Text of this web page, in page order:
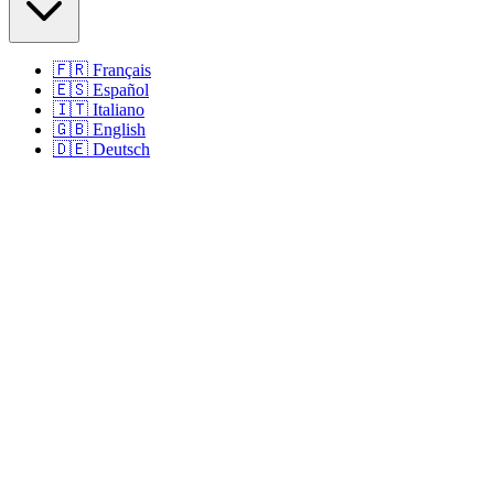
🇫🇷 Français
🇪🇸 Español
🇮🇹 Italiano
🇬🇧 English
🇩🇪 Deutsch